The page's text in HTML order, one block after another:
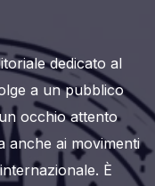
dedicato al
a un pubblico
occhio attento
anche ai movimenti
È